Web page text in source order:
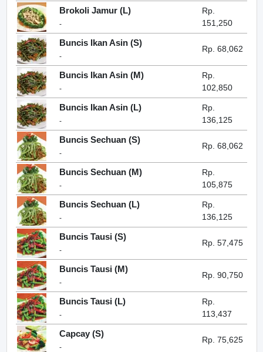
Brokoli Jamur (L)
-
Rp.
151,250
Buncis Ikan Asin (S)
-
Rp. 68,062
Buncis Ikan Asin (M)
-
Rp.
102,850
Buncis Ikan Asin (L)
-
Rp.
136,125
Buncis Sechuan (S)
-
Rp. 68,062
Buncis Sechuan (M)
-
Rp.
105,875
Buncis Sechuan (L)
-
Rp.
136,125
Buncis Tausi (S)
-
Rp. 57,475
Buncis Tausi (M)
-
Rp. 90,750
Buncis Tausi (L)
-
Rp.
113,437
Capcay (S)
-
Rp. 75,625